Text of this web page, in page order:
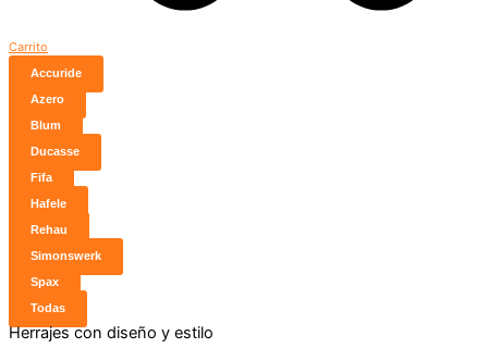
Carrito
Accuride
Azero
Blum
Ducasse
Fifa
Hafele
Rehau
Simonswerk
Spax
Todas
Herrajes con diseño y estilo